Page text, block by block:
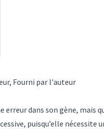
, Fourni par l'auteur
dans son gène, mais
puisqu’elle nécessite